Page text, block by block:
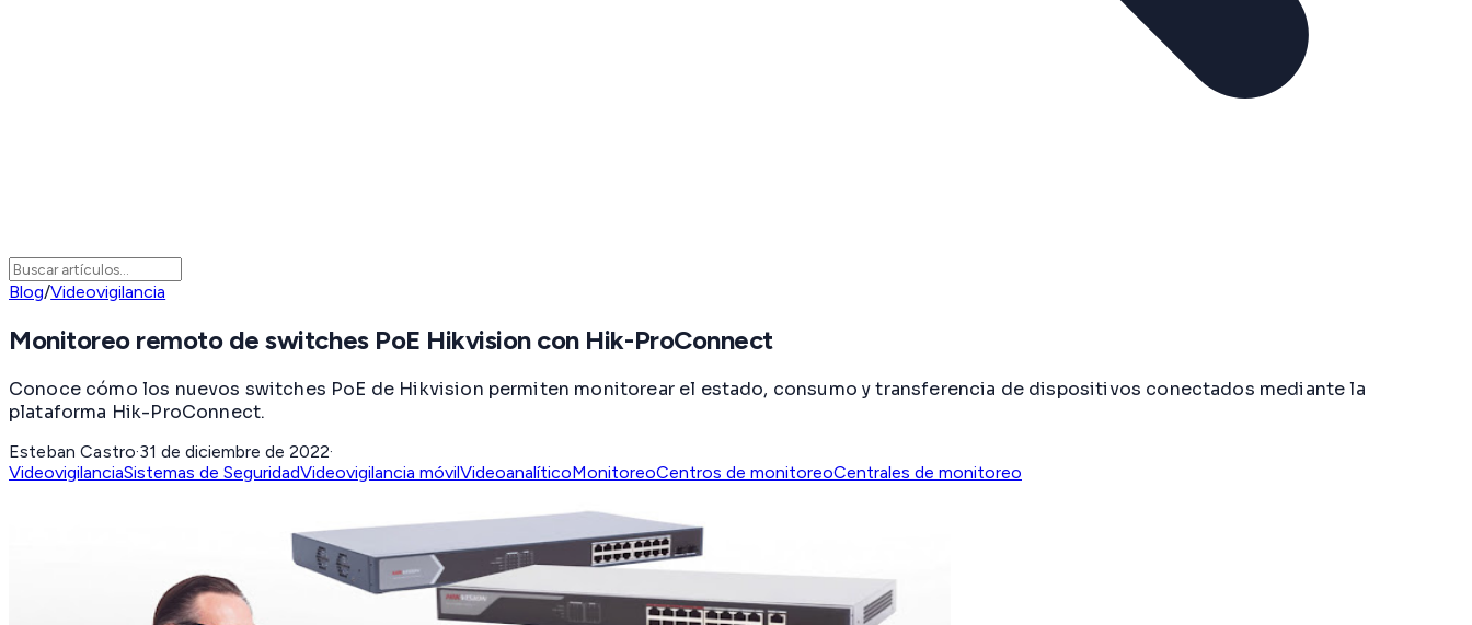
Blog/Videovigilancia
Monitoreo remoto de switches PoE Hikvision con Hik-ProConnect
Conoce cómo los nuevos switches PoE de Hikvision permiten monitorear el estado, consumo y transferencia de dispositivos conectados mediante la
plataforma Hik-ProConnect.
Esteban Castro·31 de diciembre de 2022·
VideovigilanciaSistemas de SeguridadVideovigilancia móvilVideoanalíticoMonitoreoCentros de monitoreoCentrales de monitoreo